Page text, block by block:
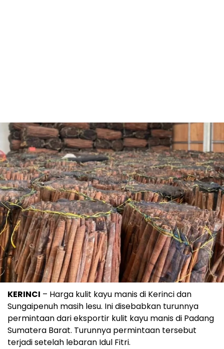
KERINCI – Harga kulit kayu manis di Kerinci dan
Sungaipenuh masih lesu. Ini disebabkan turunnya
permintaan dari eksportir kulit kayu manis di Padang
Sumatera Barat. Turunnya permintaan tersebut
terjadi setelah lebaran Idul Fitri.